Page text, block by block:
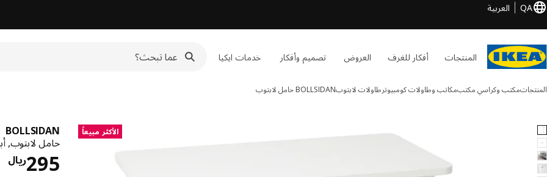
QA العربية
المنتجات أفكار للغرف العروض تصميم وأفكار خدمات ايكيا
المنتجاتمكتب وكراسي مكتبمكاتب وطاولات كومبيوترطاولات لابتوبBOLLSIDANحامل لابتوب
8 BOLLSIDAN الصور الصور الأكثر مبيعاً
BOLLSIDAN
حامل لابتوب,
ريال295